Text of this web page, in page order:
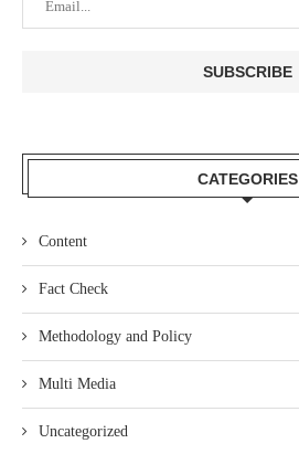
CATEGORIES
Content
Fact Check
Methodology and Policy
Multi Media
Uncategorized